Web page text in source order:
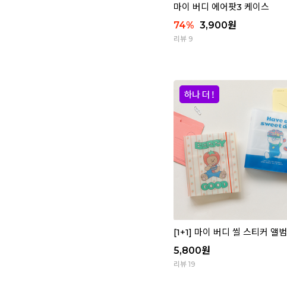
마이 버디 에어팟3 케이스
74% 3,900원
리뷰 9
[1+1] 마이 버디 씰 스티커 앨범
5,800원
리뷰 19